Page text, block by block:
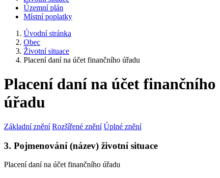
Územní plán
Místní poplatky
Úvodní stránka
Obec
Životní situace
Placení daní na účet finančního úřadu
Placení daní na účet finančního
úřadu
Základní znění Rozšířené znění Úplné znění
3. Pojmenování (název) životní situace
Placení daní na účet finančního úřadu